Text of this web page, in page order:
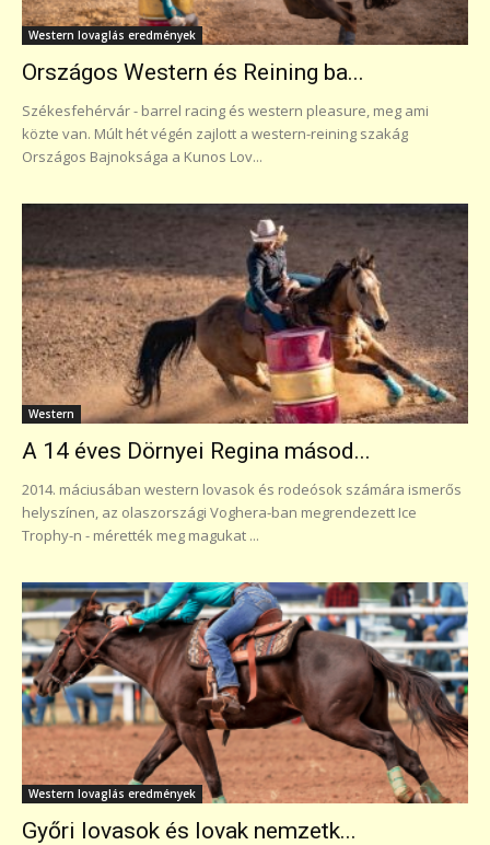
Western lovaglás eredmények
Országos Western és Reining ba...
Székesfehérvár - barrel racing és western pleasure, meg ami
közte van. Múlt hét végén zajlott a western-reining szakág
Országos Bajnoksága a Kunos Lov...
Western
A 14 éves Dörnyei Regina másod...
2014. máciusában western lovasok és rodeósok számára ismerős
helyszínen, az olaszországi Voghera-ban megrendezett Ice
Trophy-n - mérették meg magukat ...
Western lovaglás eredmények
Győri lovasok és lovak nemzetk...